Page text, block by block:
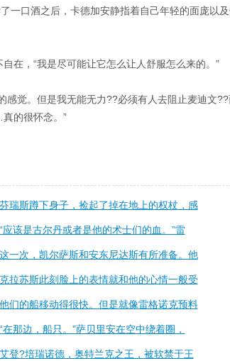
一口酒之后，卡德加安静指着自己年轻的面庞以
在，“我是尽可能让它怎么让人舒服怎么来的。”
感觉。但是我无能无力??必须有人去阻止麦迪文
的很怀念。”
瑞斯蹲下身子，捡起了掉在地上的权杖，感
该是古尔丹或者是他的术士们的血。”雷
一次，凯尔萨斯和安东尼达斯有所准备。他
拉苏斯此刻脸上的表情就和他的心情一般受
们的船移动得很快。但是就像雷格诺克预料
那边，船只。”萨贝里安在空中绕着圈，
登?培瑞诺德，奥特兰克之王，被软禁于王